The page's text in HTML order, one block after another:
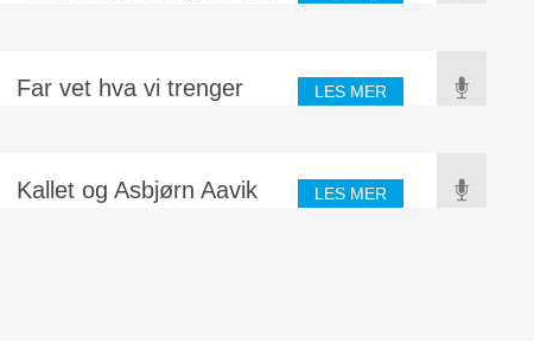
dekket hele landet fra...
Far vet hva vi trenger
betalt, men så...
LES MER
Kallet og Asbjørn Aavik LES MER